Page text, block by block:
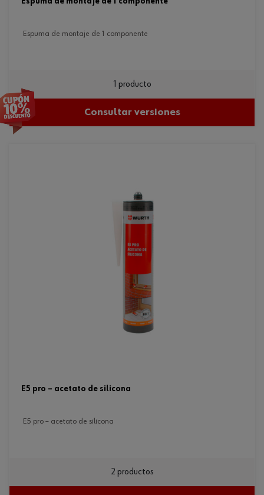
espuma de montaje de 1 componente
1 producto
Consultar versiones
e5 pro – acetato de silicona
e5 pro – acetato de silicona
2 productos